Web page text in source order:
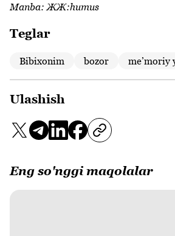
Manba: ЖЖ:humus
Teglar
Bibixonim bozor
Ulashish
Eng so'nggi maqolalar